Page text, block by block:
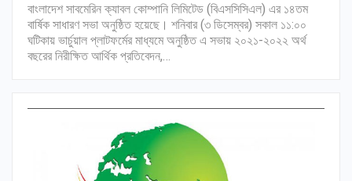
বাংলাদেশ সাবমেরিন ক্যাবল কোম্পানি লিমিটেড (বিএসসিসিএল) এর ১৪তম
বার্ষিক সাধারণ সভা অনুষ্ঠিত হয়েছে। শনিবার (৩ ডিসেম্বর) সকাল ১১:০০
ঘটিকায় ভার্চুয়াল প্লাটফর্মের মাধ্যমে অনুষ্ঠিত এ সভায় ২০২১-২০২২ অর্থ
বছরের নিরীক্ষিত আর্থিক প্রতিবেদন,…